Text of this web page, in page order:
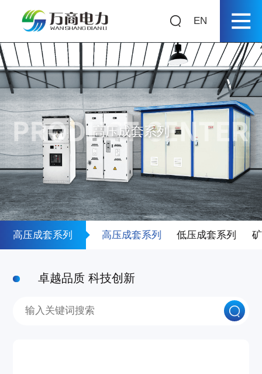
首页
关于我们
产品中心
箱式变电站系列
高压成套系列
低压成套系列
矿用开关柜系列
电缆分支箱系列
新闻中心
EN
高压成套系列
高压成套系列
箱式变电站系列 高压成套系列 低压成套系列
卓越品质 科技创新